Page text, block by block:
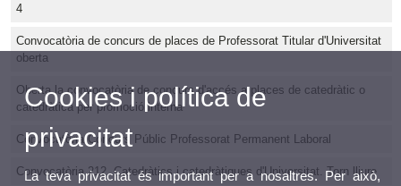
4
Convocatòria de concurs de places de Professorat Titular d'Universitat
oberta
Oberta la convocatòria de concurs d'accés a places de catedràtic o
catedràtica per promoció interna
Convocatòria Concurs Públic Professorat Permanent Laboral
Convocatòria 212. Catedràtics i catedràtiques d'Universitat. Torn lliure
Cookies i política de
privacitat
La teva privacitat és important per a nosaltres. Per això,